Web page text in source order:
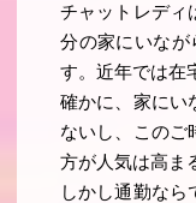
チャットレディ
分の家にいなが
す。近年では在
確かに、家にい
ないし、このご
方が人気は高ま
しかし通勤なら